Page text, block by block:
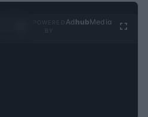
Ad hubMedia